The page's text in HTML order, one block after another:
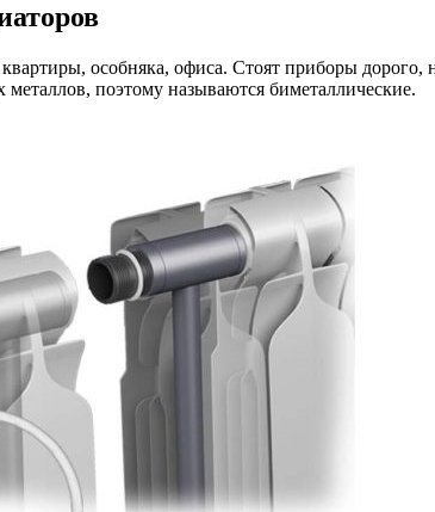
особняка, офиса. Стоят приборы
поэтому называются биметаллические.